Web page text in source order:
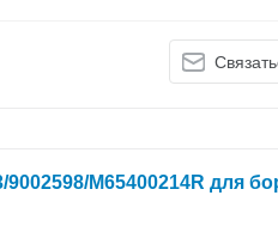
9002598/M65400214R для